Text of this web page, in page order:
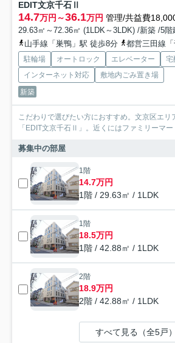
EDIT文京千石Ⅱ
14.7万円～36.1万円 管理/共益費
29.63㎡～72.36㎡ (1LDK～3LDK) /新築 /5階
山手線「巣鴨」駅 徒歩8分
都営三田線
駐輪場 オートロック エレベーター
宅
インターネット対応
敷地内ごみ置き場
新築
こだわりで選びたい方におすすめ。文京区エリ
「EDIT文京千石Ⅱ」。近くにはファミリーマー
募集中の部屋
1階
14.7万円
1階 / 29.63㎡ / 1LDK
1階
18.5万円
1階 / 42.88㎡ / 1LDK
2階
18.9万円
2階 / 42.88㎡ / 1LDK
すべて見る（全5戸）